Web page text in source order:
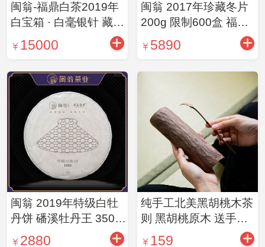
闽翁-福鼎白茶2019年
白宝箱 · 白毫银针 藏茶
白茶白毫银针560g/盒
15000
闽翁 2017年珍藏冬片
200g 限制600盒 福鼎
白茶
5890
闽翁 2019年特级白牡
丹饼 磻溪牡丹王 350g/
饼2880
纯手工北美黑胡桃木茶
则 黑胡桃原木 送手工
胡桃木随形茶拨
159